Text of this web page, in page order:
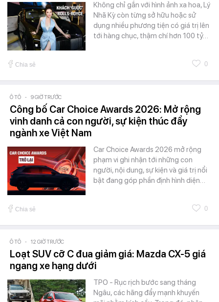
Không chỉ gắn với hình ảnh xa hoa, Lý
Nhã Kỳ còn từng sở hữu hoặc sử
dụng nhiều phương tiện có giá trị lên
tới hàng chục, thậm chí hơn 100 tỷ…
Chia sẻ 0
Ô TÔ - 9 GIỜ TRƯỚC
Công bố Car Choice Awards 2026: Mở rộng
vinh danh cả con người, sự kiện thúc đẩy
ngành xe Việt Nam
Car Choice Awards 2026 mở rộng
phạm vi ghi nhận tới những con
người, nội dung, sự kiện và giá trị nổi
bật đang góp phần định hình diện…
Chia sẻ 0
Ô TÔ - 12 GIỜ TRƯỚC
Loạt SUV cỡ C đua giảm giá: Mazda CX-5 giá
ngang xe hạng dưới
TPO - Rục rịch bước sang tháng
Ngâu, các hãng đẩy mạnh khuyến